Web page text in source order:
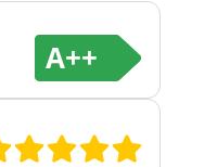
A++